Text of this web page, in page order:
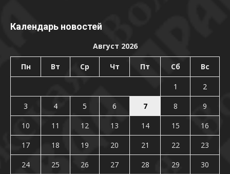
Календарь новостей
Август 2026
Пн Вт Ср Чт Пт Сб Вс
1
2
3
4 5 6 7 8
9
10
11 12 13 14 15
16
17
18 19 20 21 22
23
24
25 26 27 28 29
30